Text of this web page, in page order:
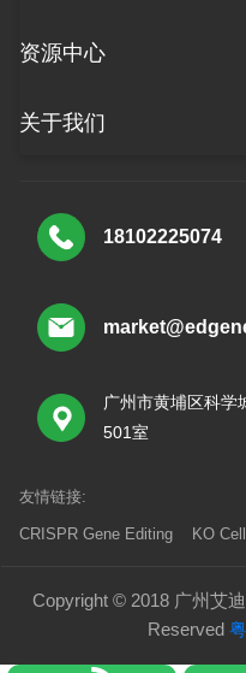
资源中心
关于我们
18102225074
广州市黄埔区科学
501室
友情链接:
CRISPR Gene Editing KO
Copyright © 2018 广州艾
Reserved